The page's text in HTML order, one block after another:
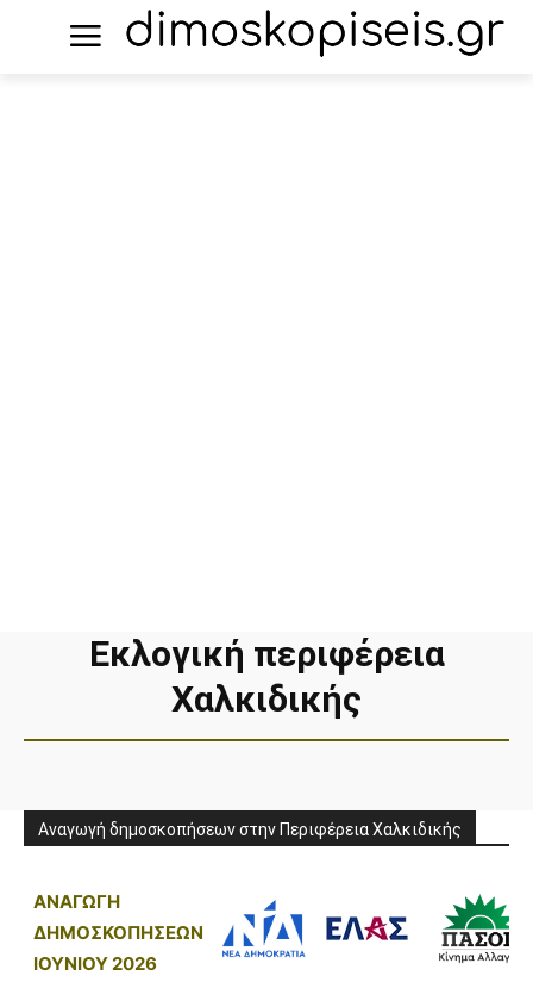
Εκλογική περιφέρεια
Χαλκιδικής
Αναγωγή δημοσκοπήσεων στην Περιφέρεια Χαλκιδικής
ΑΝΑΓΩΓΗ
ΔΗΜΟΣΚΟΠΗΣΕΩΝ
ΙΟΥΝΙΟΥ 2026